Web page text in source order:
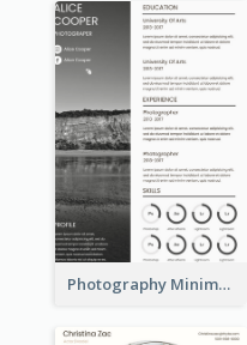
Photography Minimalist Design Resume